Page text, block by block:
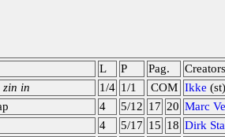
L P Pag. Creators
zin in 1/4 1/1 COM Ikke (st)
4 5/12 17 20 Marc
4 5/17 15 18 Dirk